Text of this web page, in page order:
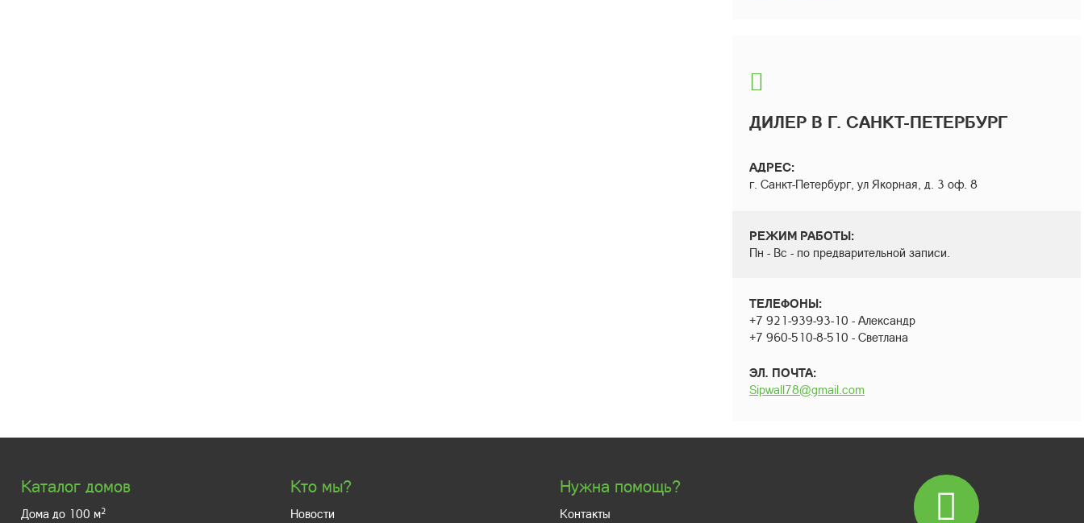
ДИЛЕР В Г. САНКТ-ПЕТЕРБУРГ
АДРЕС:
г. Санкт-Петербург, ул Якорная, д. 3 оф. 8
РЕЖИМ РАБОТЫ:
Пн - Вс - по предварительной записи.
ТЕЛЕФОНЫ:
+7 921-939-93-10 - Александр
+7 960-510-8-510 - Светлана
ЭЛ. ПОЧТА:
Sipwall78@gmail.com
Каталог домов
Дома до 100 м2
Кто мы?
Новости
Нужна помощь?
Контакты